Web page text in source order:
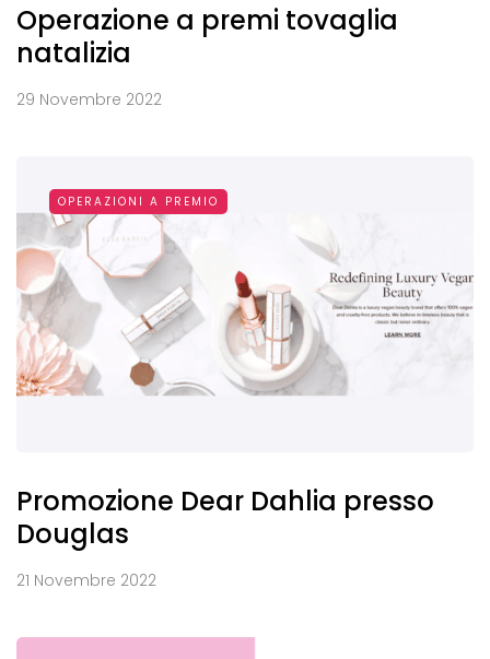
Operazione a premi tovaglia
natalizia
29 Novembre 2022
OPERAZIONI A PREMIO
Promozione Dear Dahlia presso
Douglas
21 Novembre 2022